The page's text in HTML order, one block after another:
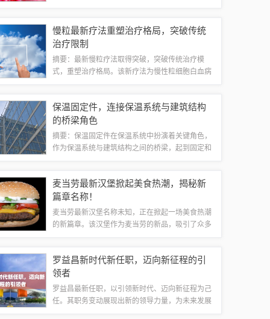
大城房价将呈现平稳增长的态势。投资者需密...
慢粒最新疗法重塑治疗格局，突破传统
治疗限制
摘要：最新慢粒疗法取得突破，突破传统治疗模
式，重塑治疗格局。该新疗法为慢性粒细胞白血病
待进一步研究和临床验证。慢性粒细胞白血病是...
保温固定件，连接保温系统与建筑结构
的桥梁角色
摘要：保温固定件在保温系统中扮演着关键角色，
作为保温系统与建筑结构之间的桥梁，起到固定和
的保温效果。其设计和应用广泛，适用于各种...
麦当劳最新汉堡掀起美食热潮，揭秘新
篇章名称！
麦当劳最新汉堡名称未知，正在掀起一场美食热潮
的新篇章。该汉堡作为麦当劳的新品，吸引了众多
快餐领域的创新发展。随着全球餐饮市场的快...
罗益昌新时代新任职，迈向新征程的引
领者
罗益昌最新任职，以引领新时代、迈向新征程为己
任。其职务变动展现出新的领导力量，为未来发展